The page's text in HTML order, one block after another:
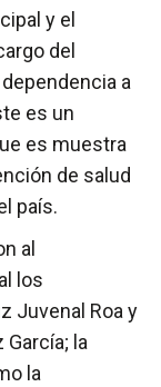
y el
del
a
es un
es muestra
de salud
país.
al
los
Juvenal Roa y
García; la
la